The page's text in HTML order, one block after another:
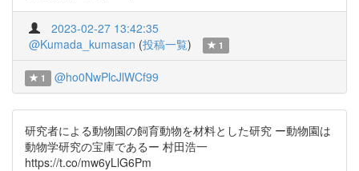
2023-02-27 13:42:35
@Kumada_kumasan (投稿一覧) 1
1 @ho0NwPlcJlWCf99
研究者による動物園の飼育動物を材料とした研究 ー動物園は
動物学研究の宝庫であるー 村田浩一
https://t.co/mw6yLlG6Pm